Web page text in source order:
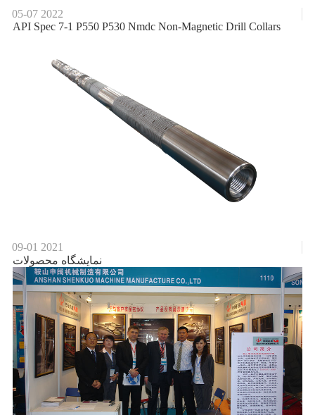
05-07 2022
API Spec 7-1 P550 P530 Nmdc Non-Magnetic Drill Collars
09-01 2021
نمایشگاه محصولات